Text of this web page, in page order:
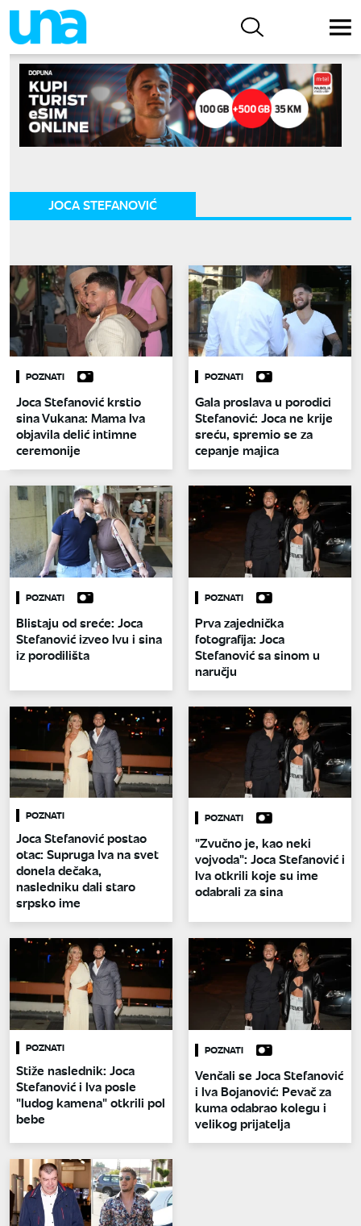
JOCA STEFANOVIĆ
POZNATI
Joca Stefanović krstio
sina Vukana: Mama Iva
objavila delić intimne
ceremonije
POZNATI
Gala proslava u porodici
Stefanović: Joca ne krije
sreću, spremio se za
cepanje majica
POZNATI
Blistaju od sreće: Joca
Stefanović izveo Ivu i sina
iz porodilišta
POZNATI
Prva zajednička
fotografija: Joca
Stefanović sa sinom u
naručju
POZNATI
Joca Stefanović postao
otac: Supruga Iva na svet
donela dečaka,
nasledniku dali staro
srpsko ime
POZNATI
"Zvučno je, kao neki
vojvoda": Joca Stefanović i
Iva otkrili koje su ime
odabrali za sina
POZNATI
Stiže naslednik: Joca
Stefanović i Iva posle
"ludog kamena" otkrili pol
bebe
POZNATI
Venčali se Joca Stefanović
i Iva Bojanović: Pevač za
kuma odabrao kolegu i
velikog prijatelja